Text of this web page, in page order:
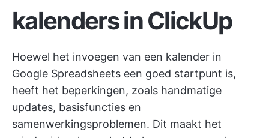
kalenders in ClickUp
Hoewel het invoegen van een kalender in
Google Spreadsheets een goed startpunt is,
heeft het beperkingen, zoals handmatige
updates, basisfuncties en
samenwerkingsproblemen. Dit maakt het